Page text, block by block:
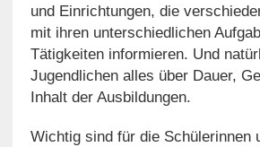
und Einrichtungen, die
mit ihren unterschiedlichen
Tätigkeiten informieren. Und
Jugendlichen alles über Dauer,
Inhalt der Ausbildungen.
Wichtig sind für die Schülerinnen